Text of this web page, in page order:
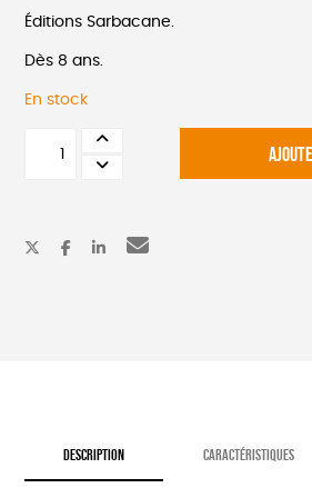
Éditions Sarbacane.
Dès 8 ans.
En stock
Révolution
DESCRIPTION CARACTÉRISTIQUES